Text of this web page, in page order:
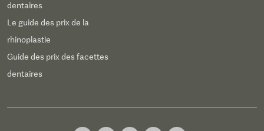
dentaires
Le guide des prix de la
rhinoplastie
Guide des prix des facettes
dentaires